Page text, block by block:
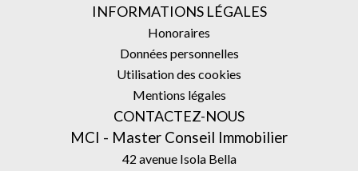
INFORMATIONS LÉGALES
Honoraires
Données personnelles
Utilisation des cookies
Mentions légales
CONTACTEZ-NOUS
MCI - Master Conseil Immobilier
42 avenue Isola Bella